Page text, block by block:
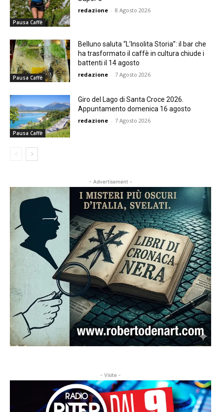
Pausa Caffè
redazione - 8 Agosto 2026
Pausa Caffè
Belluno saluta “L’Insolita Storia”: il bar che
ha trasformato il caffè in cultura chiude i
battenti il 14 agosto
redazione - 7 Agosto 2026
Pausa Caffè
Giro del Lago di Santa Croce 2026.
Appuntamento domenica 16 agosto
redazione - 7 Agosto 2026
- Advertisement -
- Visite -